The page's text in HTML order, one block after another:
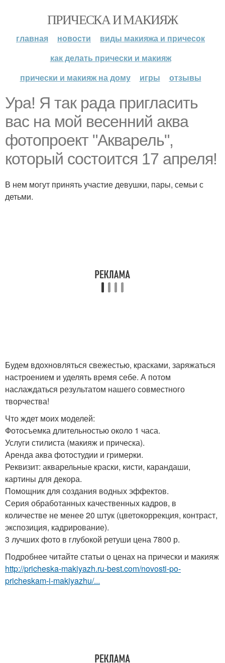
ПРИЧЕСКА И МАКИЯЖ
главная новости
виды макияжа и причесок
как делать прически и макияж
прически и макияж на дому
игры отзывы
Ура! Я так рада пригласить
вас на мой весенний аква
фотопроект "Акварель",
который состоится 17 апреля!
В нем могут принять участие девушки, пары, семьи с
детьми.
Будем вдохновляться свежестью, красками, заряжаться
настроением и уделять время себе. А потом
наслаждаться результатом нашего совместного
творчества!
Что ждет моих моделей:
Фотосъемка длительностью около 1 часа.
Услуги стилиста (макияж и прическа).
Аренда аква фотостудии и гримерки.
Реквизит: акварельные краски, кисти, карандаши,
картины для декора.
Помощник для создания водных эффектов.
Серия обработанных качественных кадров, в
количестве не менее 20 штук (цветокоррекция, контраст,
экспозиция, кадрирование).
3 лучших фото в глубокой ретуши цена 7800 р.
Подробнее читайте статьи о ценах на прически и макияж
http://pricheska-makiyazh.ru-best.com/novosti-po-
pricheskam-i-makiyazhu/...